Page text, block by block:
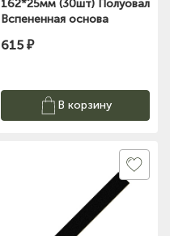
162*25мм (30шт) Полуовал
Вспененная основа
Nippon Nippers
615 ₽
В корзину